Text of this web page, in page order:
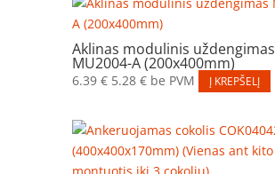
Aklinas modulinis uždengimas
MU2004-A (200x400mm)
6.39 € 5.28 €be PVM Į KREPŠELĮ